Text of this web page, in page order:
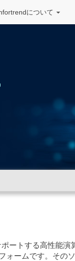
について
ートする高性能
ームです。その